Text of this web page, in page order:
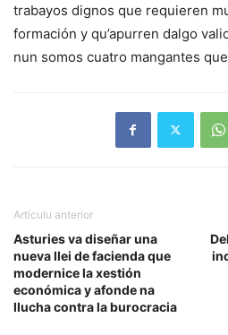
trabayos dignos que requieren
formación y qu’apurren dalgo
nun somos cuatro mangantes
Artículu anterior
Asturies va diseñar una
nueva llei de facienda que
modernice la xestión
económica y afonde na
llucha contra la burocracia